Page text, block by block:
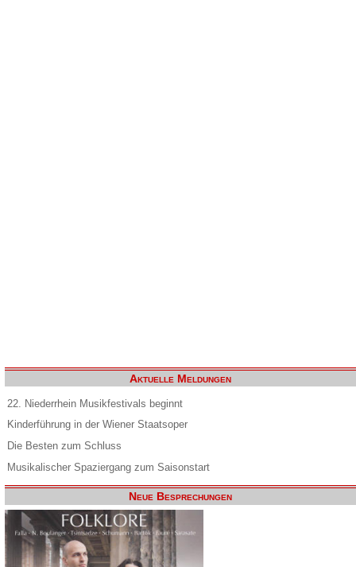
Aktuelle Meldungen
22. Niederrhein Musikfestivals beginnt
Kinderführung in der Wiener Staatsoper
Die Besten zum Schluss
Musikalischer Spaziergang zum Saisonstart
Neue Besprechungen